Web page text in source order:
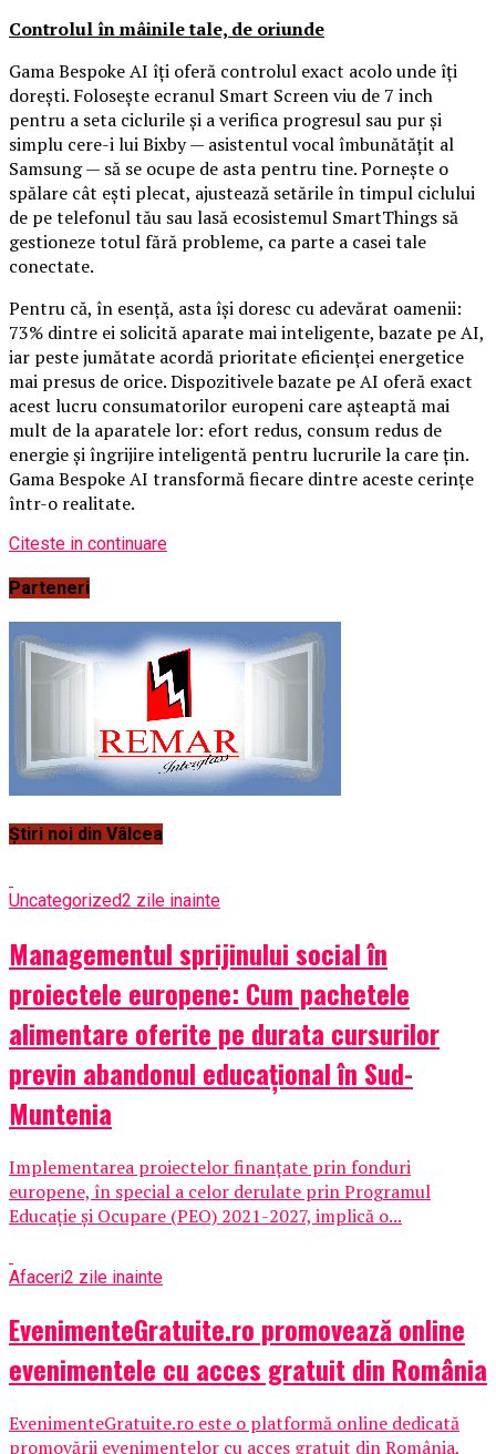
Controlul în mâinile tale, de oriunde
Gama Bespoke AI îți oferă controlul exact acolo unde îți
dorești. Folosește ecranul Smart Screen viu de 7 inch
pentru a seta ciclurile și a verifica progresul sau pur și
simplu cere-i lui Bixby — asistentul vocal îmbunătățit al
Samsung — să se ocupe de asta pentru tine. Pornește o
spălare cât ești plecat, ajustează setările în timpul ciclului
de pe telefonul tău sau lasă ecosistemul SmartThings să
gestioneze totul fără probleme, ca parte a casei tale
conectate.
Pentru că, în esență, asta își doresc cu adevărat oamenii:
73% dintre ei solicită aparate mai inteligente, bazate pe AI,
iar peste jumătate acordă prioritate eficienței energetice
mai presus de orice. Dispozitivele bazate pe AI oferă exact
acest lucru consumatorilor europeni care așteaptă mai
mult de la aparatele lor: efort redus, consum redus de
energie și îngrijire inteligentă pentru lucrurile la care țin.
Gama Bespoke AI transformă fiecare dintre aceste cerințe
într-o realitate.
Citeste in continuare
Parteneri
Știri noi din Vâlcea
Uncategorized2 zile inainte
Managementul sprijinului social în
proiectele europene: Cum pachetele
alimentare oferite pe durata cursurilor
previn abandonul educațional în Sud-
Muntenia
Implementarea proiectelor finanțate prin fonduri
europene, în special a celor derulate prin Programul
Educație și Ocupare (PEO) 2021-2027, implică o...
Afaceri2 zile inainte
EvenimenteGratuite.ro promovează online
evenimentele cu acces gratuit din România
EvenimenteGratuite.ro este o platformă online dedicată
promovării evenimentelor cu acces gratuit din România,